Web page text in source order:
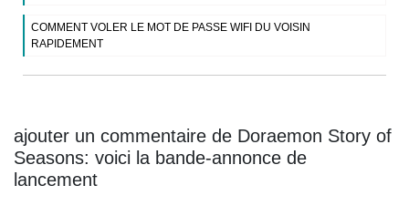
COMMENT VOLER LE MOT DE PASSE WIFI DU VOISIN
RAPIDEMENT
ajouter un commentaire de Doraemon Story of
Seasons: voici la bande-annonce de
lancement